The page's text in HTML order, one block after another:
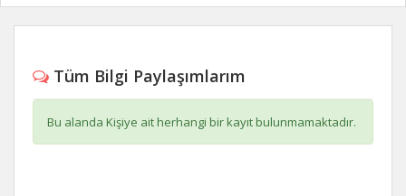
Tüm Bilgi Paylaşımlarım
Bu alanda Kişiye ait herhangi bir kayıt bulunmamaktadır.